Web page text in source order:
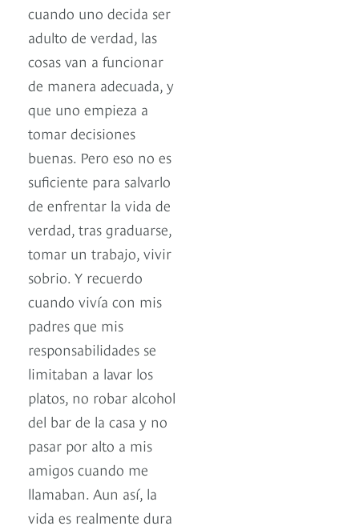
cuando uno decida ser
adulto de verdad, las
cosas van a funcionar
de manera adecuada, y
que uno empieza a
tomar decisiones
buenas. Pero eso no es
suficiente para salvarlo
de enfrentar la vida de
verdad, tras graduarse,
tomar un trabajo, vivir
sobrio. Y recuerdo
cuando vivía con mis
padres que mis
responsabilidades se
limitaban a lavar los
platos, no robar alcohol
del bar de la casa y no
pasar por alto a mis
amigos cuando me
llamaban. Aun así, la
vida es realmente dura